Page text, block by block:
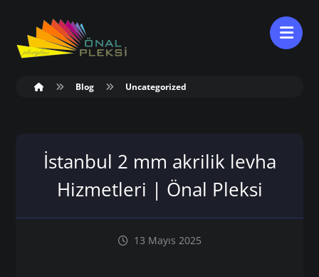
Blog Uncategorized
İstanbul 2 mm akrilik levha
Hizmetleri | Önal Pleksi
13 Mayıs 2025